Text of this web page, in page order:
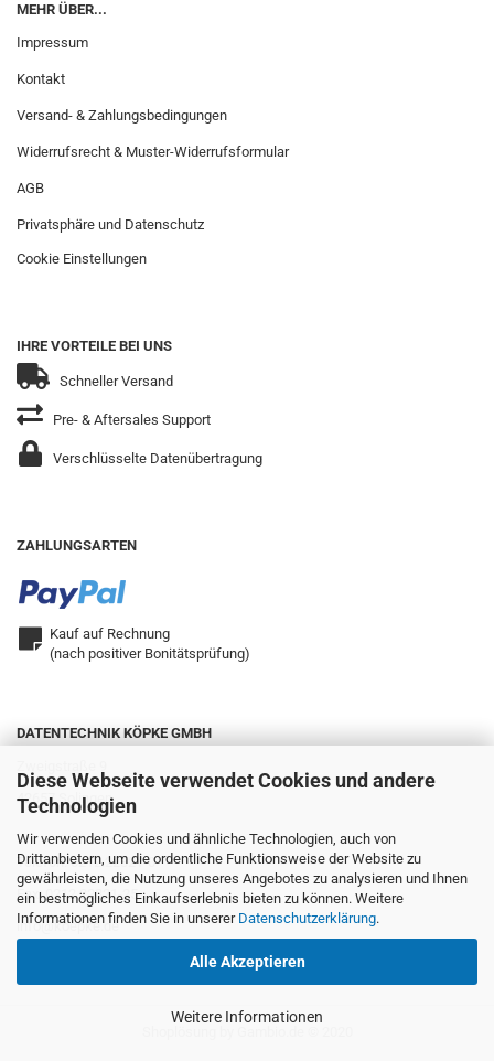
Diese Webseite verwendet Cookies und andere
Technologien
Wir verwenden Cookies und ähnliche Technologien, auch von
Drittanbietern, um die ordentliche Funktionsweise der Website zu
gewährleisten, die Nutzung unseres Angebotes zu analysieren und Ihnen
ein bestmögliches Einkaufserlebnis bieten zu können. Weitere
Informationen finden Sie in unserer Datenschutzerklärung.
Alle Akzeptieren
Weitere Informationen
MEHR ÜBER...
Impressum
Kontakt
Versand- & Zahlungsbedingungen
Widerrufsrecht & Muster-Widerrufsformular
AGB
Privatsphäre und Datenschutz
Cookie Einstellungen
IHRE VORTEILE BEI UNS
Schneller Versand
Pre- & Aftersales Support
Verschlüsselte Datenübertragung
ZAHLUNGSARTEN
Kauf auf Rechnung
(nach positiver Bonitätsprüfung)
DATENTECHNIK KÖPKE GMBH
42657 Solingen
Telefon: 0212.22321-0
Fax: 0212.22321-25
info@koepke.de